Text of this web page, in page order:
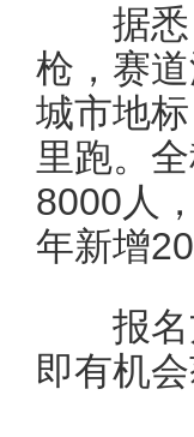
据悉，
枪，赛
城市地
里跑。
8000人
年新增
报名方
即有机